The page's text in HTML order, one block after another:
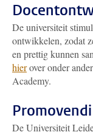
De universiteit
ontwikkelen, zodat
en prettig kunnen
hierover onder
Academy.
De Universiteit